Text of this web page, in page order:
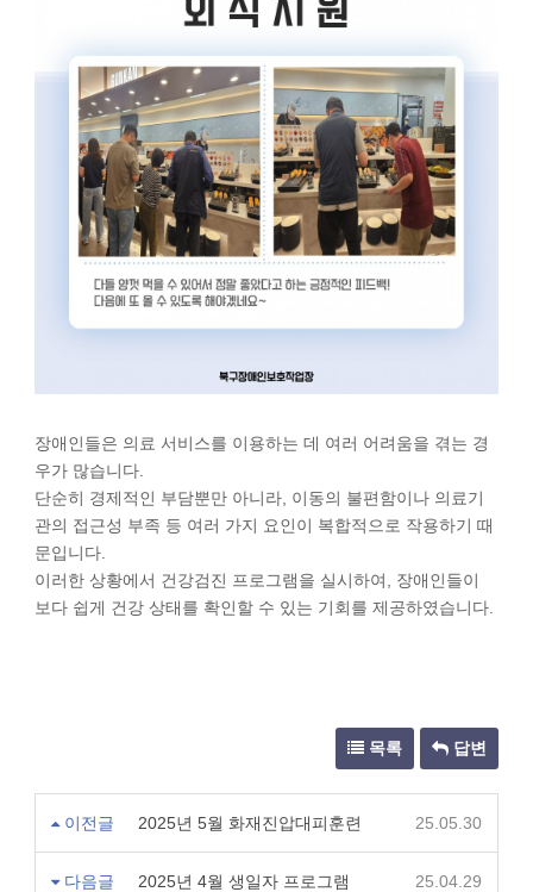
장애인들은 의료 서비스를 이용하는 데 여러 어려움을 겪는 경
우가 많습니다.
단순히 경제적인 부담뿐만 아니라, 이동의 불편함이나 의료기
관의 접근성 부족 등 여러 가지 요인이 복합적으로 작용하기 때
문입니다.
이러한 상황에서 건강검진 프로그램을 실시하여, 장애인들이
보다 쉽게 건강 상태를 확인할 수 있는 기회를 제공하였습니다.
목록 답변
이전글 2025년 5월 화재진압대피훈련 25.05.30
다음글 2025년 4월 생일자 프로그램 25.04.29